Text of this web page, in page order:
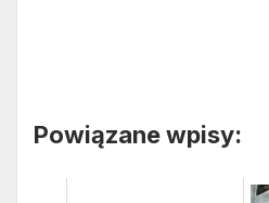
Powiązane wpisy: